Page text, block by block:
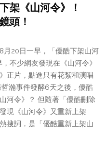
架《山河令》！
頭！
月20日一早，「優酷下架山河
不少網友發現在《山河令》
正片，點進只有花絮和演唱
瀚事件發酵6天之後，優酷
河令》？ 但隨著「優酷刪除
現《山河令》又重新上架
搜詞，是「優酷重新上架山